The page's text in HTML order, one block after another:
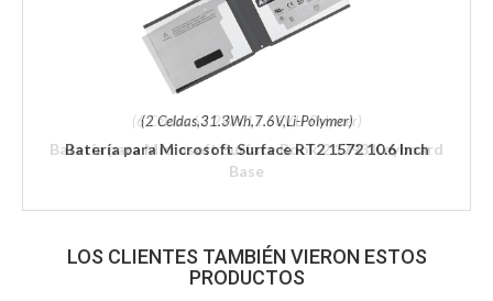
(2 Celdas,31.3Wh,7.6V,Li-Polymer)
Batería para Microsoft Surface RT2 1572 10.6 Inch
LOS CLIENTES TAMBIÉN VIERON ESTOS
PRODUCTOS